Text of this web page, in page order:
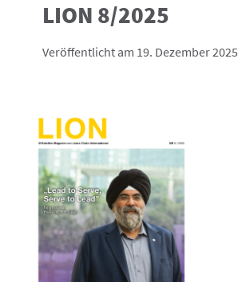
LION 8/2025
Veröffentlicht am 19. Dezember 2025